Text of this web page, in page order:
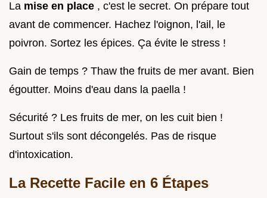
La mise en place , c'est le secret. On prépare tout
avant de commencer. Hachez l'oignon, l'ail, le
poivron. Sortez les épices. Ça évite le stress !
Gain de temps ? Thaw the fruits de mer avant. Bien
égoutter. Moins d'eau dans la paella !
Sécurité ? Les fruits de mer, on les cuit bien !
Surtout s'ils sont décongelés. Pas de risque
d'intoxication.
La Recette Facile en 6 Étapes